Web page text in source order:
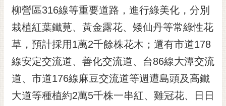
訂
閱
電
子
報
市
民
信
柳營區316線等重要道路，進行綠美化，分別
栽植紅葉鐵莧、黃金露花、矮仙丹等常綠性花
草，預計採用1萬2千餘株花木；還有市道178
線安定交流道、善化交流道、台86線大潭交流
道、市道176線麻豆交流道等週遭島頭及高鐵
大道等種植約2萬5千株一串紅、雞冠花、日日